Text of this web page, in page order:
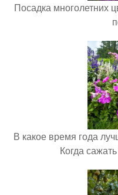
Посадка многолетних
В какое время года
Когда